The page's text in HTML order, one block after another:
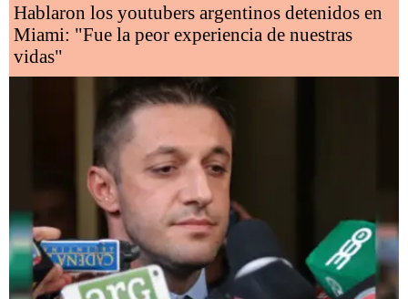
Hablaron los youtubers argentinos detenidos en
Miami: "Fue la peor experiencia de nuestras
vidas"